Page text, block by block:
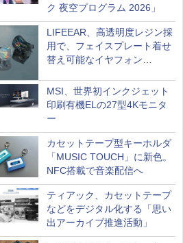
ク 夜空プログラム 2026」
LIFEEAR、高透明度レジン採
用で、フェイスプレート着せ
替え可能なイヤフォン
MSI、世界初インクジェット
印刷有機ELの27型4Kモニタ
ー
カセットテープ型キーホルダ
「MUSIC TOUCH」に新色。
NFC搭載で音楽配信へ
ティアック、カセットテープ
などをデジタル化する「思い
出アーカイブ推進活動」